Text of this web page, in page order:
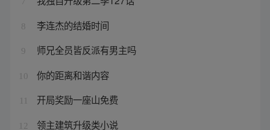
8 李连杰的结婚时间
9 师兄全员皆反派有男主吗
10 你的距离和谐内容
开局奖励一座山免费
12 领主建筑升级类小说